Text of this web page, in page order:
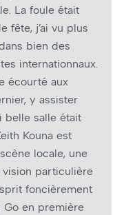
La foule était
fête, j’ai vu plus
bien des
internationnaux.
écourté aux
y assister
belle salle était
Kouna est
locale, une
particulière
foncièrement
Go en première